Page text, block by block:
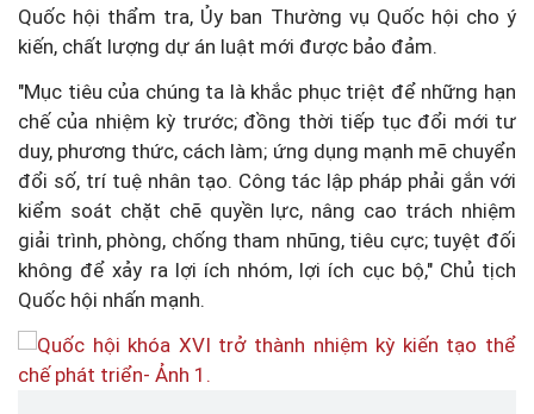
Quốc hội thẩm tra, Ủy ban Thường vụ Quốc hội cho ý
kiến, chất lượng dự án luật mới được bảo đảm.
"Mục tiêu của chúng ta là khắc phục triệt để những hạn
chế của nhiệm kỳ trước; đồng thời tiếp tục đổi mới tư
duy, phương thức, cách làm; ứng dụng mạnh mẽ chuyển
đổi số, trí tuệ nhân tạo. Công tác lập pháp phải gắn với
kiểm soát chặt chẽ quyền lực, nâng cao trách nhiệm
giải trình, phòng, chống tham nhũng, tiêu cực; tuyệt đối
không để xảy ra lợi ích nhóm, lợi ích cục bộ," Chủ tịch
Quốc hội nhấn mạnh.